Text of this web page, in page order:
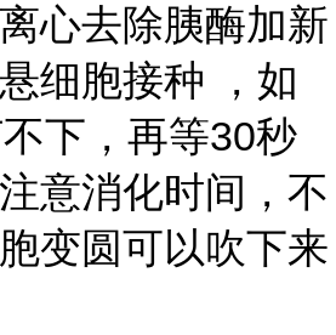
心去除胰酶加新
细胞接种 ，如
下，再等30秒
意消化时间，不
变圆可以吹下来